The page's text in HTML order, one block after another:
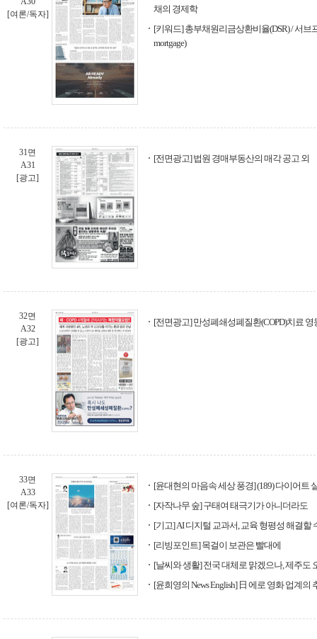
[여론/독자]
채의 경제학
[키워드] 총부채원리금상환비율(DSR) / 서브
mortgage)
31면
A31
[광고]
[전면광고] 법원 경매부동산의 매각 공고 외
32면
A32
[광고]
[전면광고] 만성폐쇄성폐질환(COPD)치료
33면
A33
[여론/독자]
[윤대현의 마음속 세상 풍경] (189) 다이어트
[자작나무 숲] 구태여 태극기가 아니더라도
[기고] AI 디지털 교과서, 교육 형평성 해결할
[리빙포인트] 목걸이 보관은 빨대에
[날씨와 생활] 전국 대체로 맑겠으나, 제주도
[윤희영의 News English] 日 에로 영화 업계의